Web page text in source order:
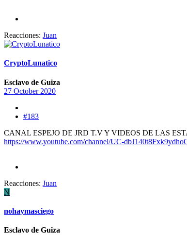
Reacciones: Juan
CryptoLunatico
Esclavo de Guiza
27 October 2020
#183
CANAL ESPEJO DE JRD T.V Y VIDEOS DE LAS
https://www.youtube.com/channel/UC-
Reacciones: Juan
N
nohaymasciego
Esclavo de Guiza